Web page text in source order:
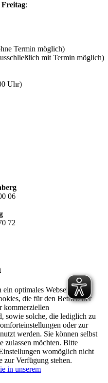
Freitag:
Termin möglich)
mit Termin möglich)
Uhr)
06
72
optimales Webseiten-
die für den Betrieb der
kommerziellen
sowie solche, die lediglich zu
oder zur
werden. Sie können selbst
zulassen möchten. Bitte
womöglich nicht
zur Verfügung stehen.
in unserem